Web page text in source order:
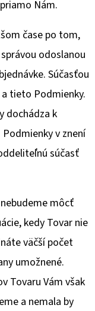
Nám.
čase po tom,
odoslanou
Súčasťou
tieto Podmienky.
dochádza k
v znení
súčasť
môcť
kedy Tovar nie
väčší počet
umožnené.
Tovaru Vám však
a nemala by